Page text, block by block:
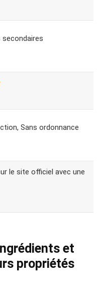
Sans ordonnance
le site officiel avec une
et
propriétés